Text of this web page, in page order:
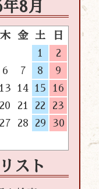
8月
木 金 土
日
1
2
6 7 8
9
13 14 15
16
20 21 22
23
27 28 29
30
スト